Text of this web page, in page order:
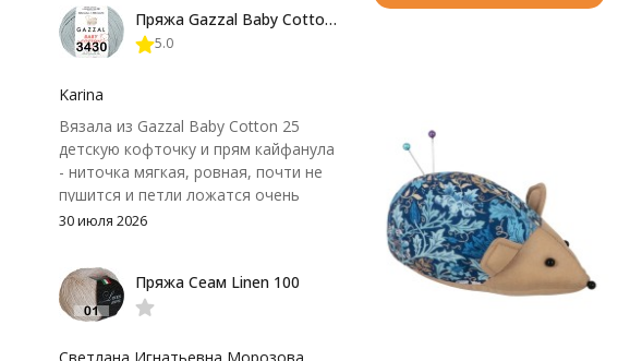
нюанс - пряжа немного скользит и
иногда расслаивается, пришлось
крючок поудобнее.
Пряжа Gazzal Baby Cotton 25
5.0
Karina
Вязала из Gazzal Baby Cotton 25
детскую кофточку и прям кайфанула
- ниточка мягкая, ровная, почти не
пушится и петли ложатся очень
аккуратно. После стирки полотно
потеряло, цвет тоже не стал
тусклее. Единственный нюанс -
моточки маленькие, расход лучше
чуть-чуть не хватило))
30 июля 2026
Пряжа Сеам Linen 100